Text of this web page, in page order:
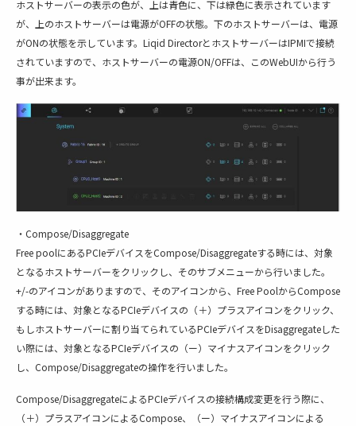
ホストサーバーの表示の色が、上は青色に、下は緑色に表示されています
が、上のホストサーバーは電源がOFFの状態。下のホストサーバーは、電源
がONの状態を示しています。Liqid DirectorとホストサーバーはIPMIで接続
されていますので、ホストサーバーの電源ON/OFFは、このWebUIから行う
事が出来ます。
・Compose/Disaggregate
Free poolにあるPCIeデバイスをCompose/Disaggregateする時には、対象
となるホストサーバーをクリックし、そのサブメニューから行いました。
+/-のアイコンがありますので、そのアイコンから、Free PoolからCompose
する時には、対象となるPCIeデバイスの（＋）プラスアイコンをクリック、
もしホストサーバーに割り当てられているPCIeデバイスをDisaggregateした
い際には、対象となるPCIeデバイスの（ー）マイナスアイコンをクリック
し、Compose/Disaggregateの操作を行いました。
Compose/DisaggregateによるPCIeデバイスの接続構成変更を行う際に、
（＋）プラスアイコンによるCompose、（ー）マイナスアイコンによる